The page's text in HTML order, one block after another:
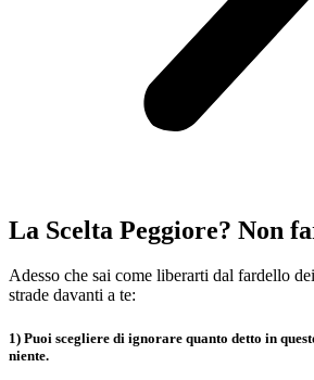
La Scelta Peggiore? Non
Adesso che sai come liberarti dal fardello
strade davanti a te:
1) Puoi scegliere di ignorare quanto detto in
niente.